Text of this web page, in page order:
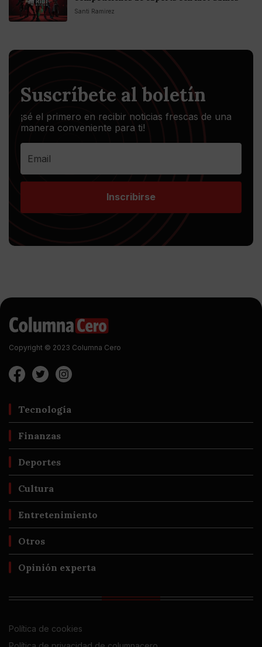
Santi Ramirez
Suscríbete al boletín
¡sé el primero en recibir noticias frescas de una
manera conveniente para ti!
Inscribirse
Copyright © 2023 Columna Cero
Tecnología
Finanzas
Deportes
Cultura
Entretenimiento
Otros
Opinión experta
Política de cookies